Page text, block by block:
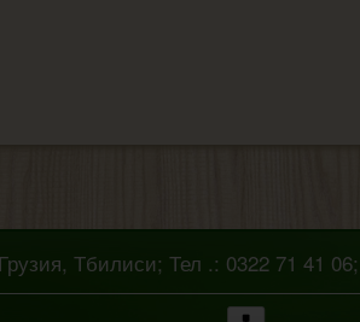
Тбилиси; Тел .: 0322 71 41